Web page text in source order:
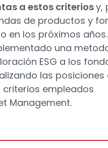
a estos criteriosy,
de productos y
en los próximos años.
una
ESG a los
las posiciones
criterios empleados
Management.